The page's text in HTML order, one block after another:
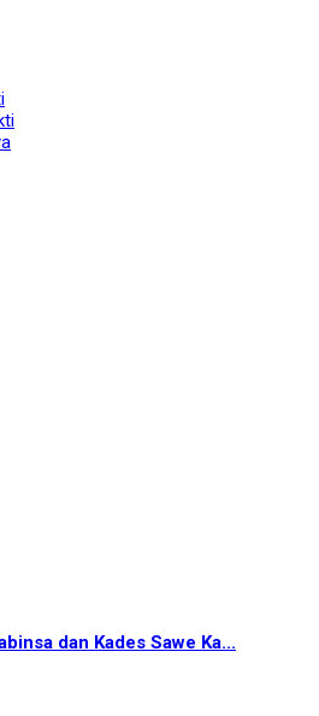
dan Kades Sawe Ka...